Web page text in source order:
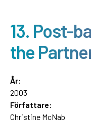
13. Post-
the
År:
2003
Författare:
Christine McNab